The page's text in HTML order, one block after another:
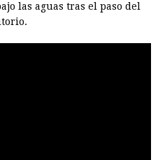
las aguas tras el paso del